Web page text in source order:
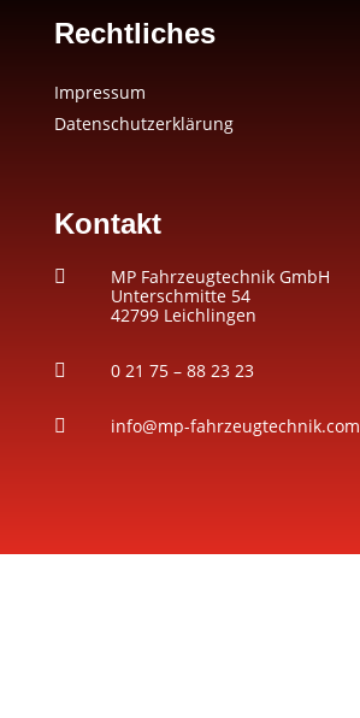
Rechtliches
Impressum
Datenschutzerklärung
Kontakt

MP Fahrzeugtechnik GmbH
Unterschmitte 54
42799 Leichlingen
 0 21 75 – 88 23 23
 info@mp-fahrzeugtechnik.com